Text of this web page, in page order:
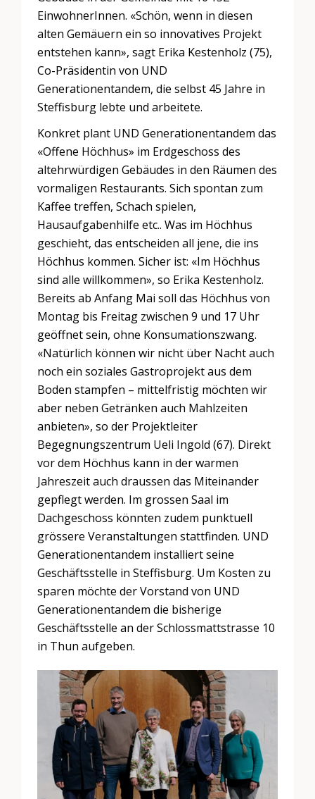
EinwohnerInnen. «Schön, wenn in diesen
alten Gemäuern ein so innovatives Projekt
entstehen kann», sagt Erika Kestenholz (75),
Co-Präsidentin von UND
Generationentandem, die selbst 45 Jahre in
Steffisburg lebte und arbeitete.
Konkret plant UND Generationentandem das
«Offene Höchhus» im Erdgeschoss des
altehrwürdigen Gebäudes in den Räumen des
vormaligen Restaurants. Sich spontan zum
Kaffee treffen, Schach spielen,
Hausaufgabenhilfe etc.. Was im Höchhus
geschieht, das entscheiden all jene, die ins
Höchhus kommen. Sicher ist: «Im Höchhus
sind alle willkommen», so Erika Kestenholz.
Bereits ab Anfang Mai soll das Höchhus von
Montag bis Freitag zwischen 9 und 17 Uhr
geöffnet sein, ohne Konsumationszwang.
«Natürlich können wir nicht über Nacht auch
noch ein soziales Gastroprojekt aus dem
Boden stampfen – mittelfristig möchten wir
aber neben Getränken auch Mahlzeiten
anbieten», so der Projektleiter
Begegnungszentrum Ueli Ingold (67). Direkt
vor dem Höchhus kann in der warmen
Jahreszeit auch draussen das Miteinander
gepflegt werden. Im grossen Saal im
Dachgeschoss könnten zudem punktuell
grössere Veranstaltungen stattfinden. UND
Generationentandem installiert seine
Geschäftsstelle in Steffisburg. Um Kosten zu
sparen möchte der Vorstand von UND
Generationentandem die bisherige
Geschäftsstelle an der Schlossmattstrasse 10
in Thun aufgeben.